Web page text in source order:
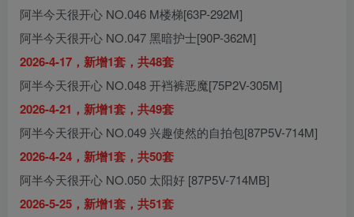
阿半今天很开心 NO.046 M楼梯[63P-292M]
阿半今天很开心 NO.047 黑暗护士[90P-362M]
2026-4-17，新增1套，共48套
阿半今天很开心 NO.048 开裆裤恶魔[75P2V-305M]
2026-4-21，新增1套，共49套
阿半今天很开心 NO.049 兴趣使然的自拍包[87P5V-714M]
2026-4-24，新增1套，共50套
阿半今天很开心 NO.050 太阳好 [87P5V-714MB]
2026-5-25，新增1套，共51套